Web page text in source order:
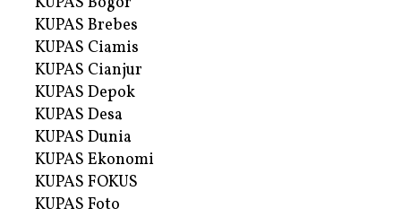
KUPAS Brebes
KUPAS Ciamis
KUPAS Cianjur
KUPAS Depok
KUPAS Desa
KUPAS Dunia
KUPAS Ekonomi
KUPAS FOKUS
KUPAS Foto